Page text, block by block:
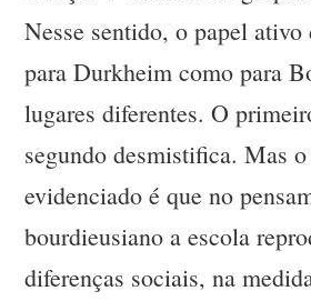
Nesse sentido, o papel ativo
para Durkheim como para
lugares diferentes. O
segundo desmistifica. Mas
evidenciado é que no
bourdieusiano a escola
diferenças sociais, na